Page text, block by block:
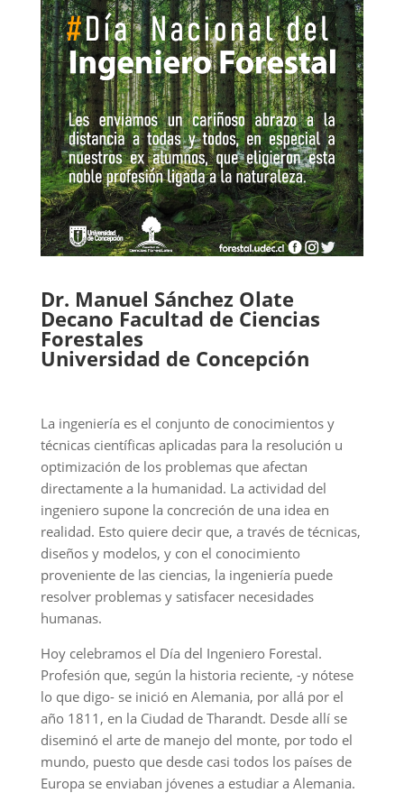
Dr. Manuel Sánchez Olate
Decano Facultad de Ciencias
Forestales
Universidad de Concepción
La ingeniería es el conjunto de conocimientos y
técnicas científicas aplicadas para la resolución u
optimización de los problemas que afectan
directamente a la humanidad. La actividad del
ingeniero supone la concreción de una idea en
realidad. Esto quiere decir que, a través de técnicas,
diseños y modelos, y con el conocimiento
proveniente de las ciencias, la ingeniería puede
resolver problemas y satisfacer necesidades
humanas.
Hoy celebramos el Día del Ingeniero Forestal.
Profesión que, según la historia reciente, -y nótese
lo que digo- se inició en Alemania, por allá por el
año 1811, en la Ciudad de Tharandt. Desde allí se
diseminó el arte de manejo del monte, por todo el
mundo, puesto que desde casi todos los países de
Europa se enviaban jóvenes a estudiar a Alemania.